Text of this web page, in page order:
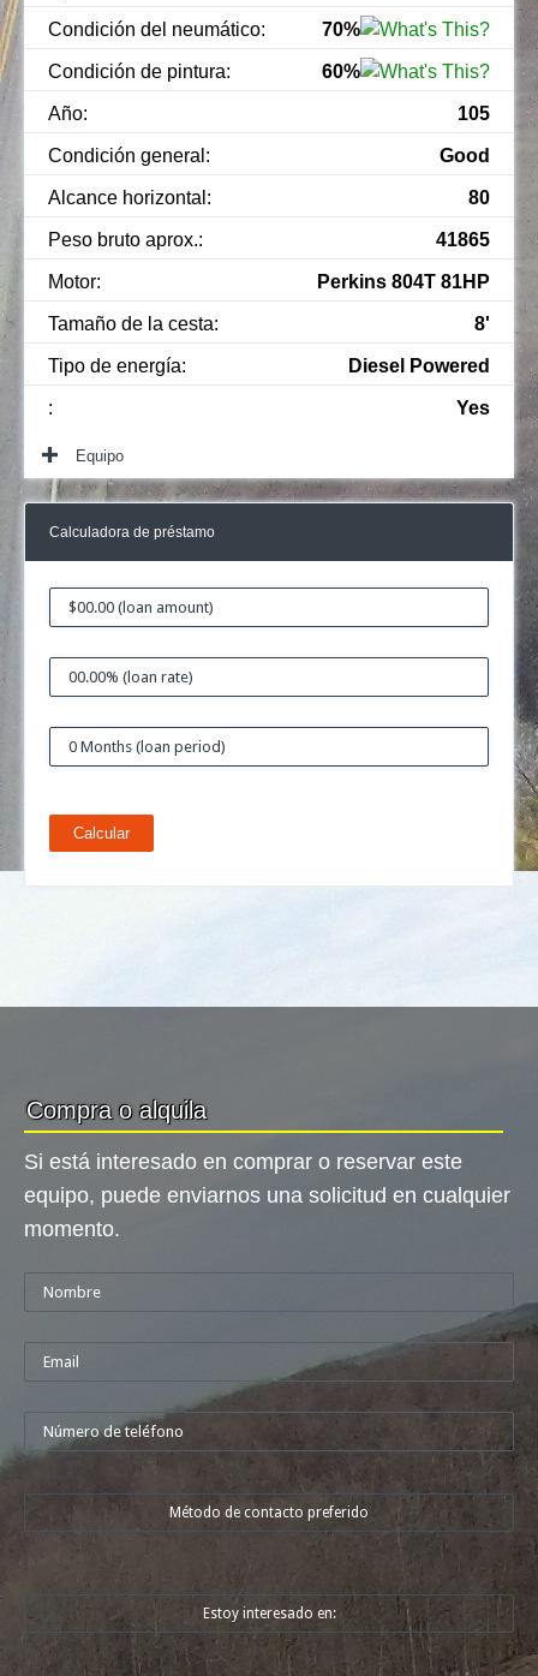
Condición del neumático: 70%
Condición de pintura: 60%
Año: 105
Condición general: Good
Alcance horizontal: 80
Peso bruto aprox.: 41865
Motor: Perkins 804T 81HP
Tamaño de la cesta: 8'
Tipo de energía: Diesel Powered
: Yes
Equipo
Calculadora de préstamo
Calcular
Compra o alquila
Si está interesado en comprar o reservar este
equipo, puede enviarnos una solicitud en cualquier
momento.
Método de contacto preferido
Estoy interesado en: